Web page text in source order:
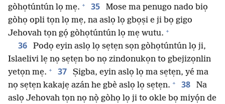
gòhọtúntún lọ mẹ. + 35
Mose ma penugo nado biọ
gòhọ opli tọn lọ mẹ, na aslọ lọ gbọṣi e ji bọ gigo
Jehovah tọn gọ́ gòhọtúntún lọ mẹ wutu. +
36
Podọ eyin aslọ lọ sẹtẹn sọn gòhọtúntún lọ ji,
Islaelivi lẹ nọ sẹtẹn bo nọ zindonukọn to gbejizọnlin
yetọn mẹ. + 37
Ṣigba, eyin aslọ lọ ma sẹtẹn, yé ma
nọ sẹtẹn kakajẹ azán he gbè aslọ lọ sẹtẹn. + 38
Na
aslọ Jehovah tọn nọ nọ̀ gòhọ lọ ji to okle bọ miyọ́n de